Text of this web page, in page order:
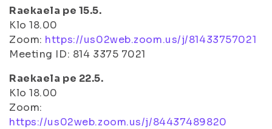
Raekaela pe 15.5.
Klo 18.00
Zoom: https://us02web.zoom.us/j/81433757021
Meeting ID: 814 3375 7021
Raekaela pe 22.5.
Klo 18.00
Zoom:
https://us02web.zoom.us/j/84437489820